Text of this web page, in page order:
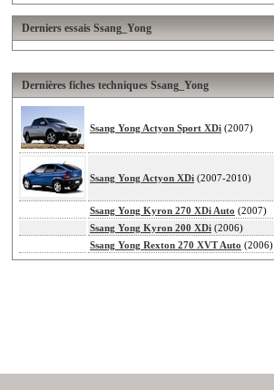
Derniers essais Ssang_Yong
Dernières fiches techniques Ssang_Yong
Ssang Yong Actyon Sport XDi (2007)
Ssang Yong Actyon XDi (2007-2010)
Ssang Yong Kyron 270 XDi Auto (2007)
Ssang Yong Kyron 200 XDi (2006)
Ssang Yong Rexton 270 XVT Auto (2006)